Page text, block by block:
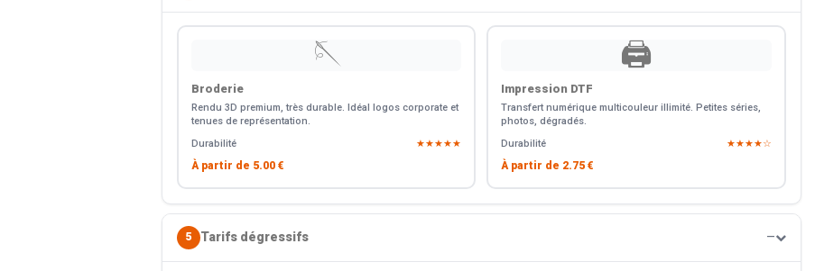
🪡
Broderie
Rendu 3D premium, très durable. Idéal logos corporate et
tenues de représentation.
Durabilité
★★★★★
À partir de 5.00 €
🖨️
Impression DTF
Transfert numérique multicouleur illimité. Petites séries,
photos, dégradés.
Durabilité
★★★★☆
À partir de 2.75 €
5 Tarifs dégressifs —